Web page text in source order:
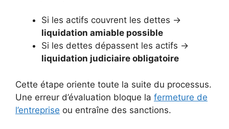
Si les actifs couvrent les dettes →
liquidation amiable possible
Si les dettes dépassent les actifs →
liquidation judiciaire obligatoire
Cette étape oriente toute la suite du processus.
Une erreur d’évaluation bloque la fermeture de
l’entreprise ou entraîne des sanctions.